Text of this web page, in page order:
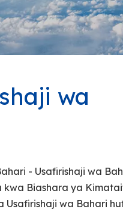
wa
- Usafirishaji wa
kwa Biashara ya
Usafirishaji wa Bahari